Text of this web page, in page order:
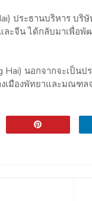
ประธานบริหาร บ
ละจีน ได้กลับมาเพื่อ
Hai) นอกจากจะเป็น
เมืองพัทยาและมณฑ